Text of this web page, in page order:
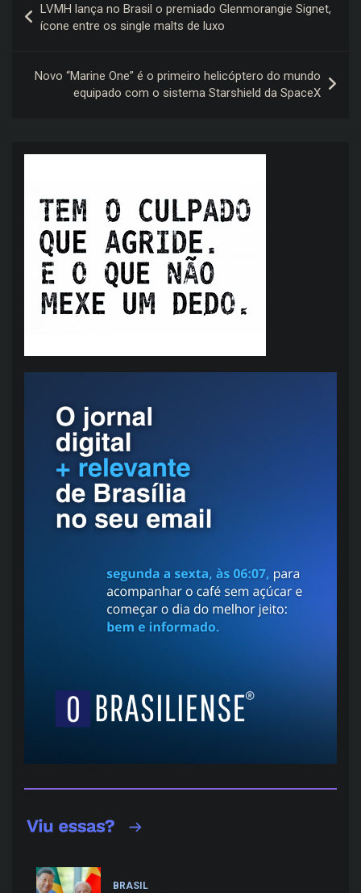
de
LVMH lança no Brasil o premiado Glenmorangie Signet,
ícone entre os single malts de luxo
Novo “Marine One” é o primeiro helicóptero do mundo
equipado com o sistema Starshield da SpaceX
BRASIL